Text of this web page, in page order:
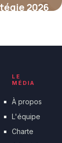
2026
LE
MÉDIA
À propos
L'équipe
Charte